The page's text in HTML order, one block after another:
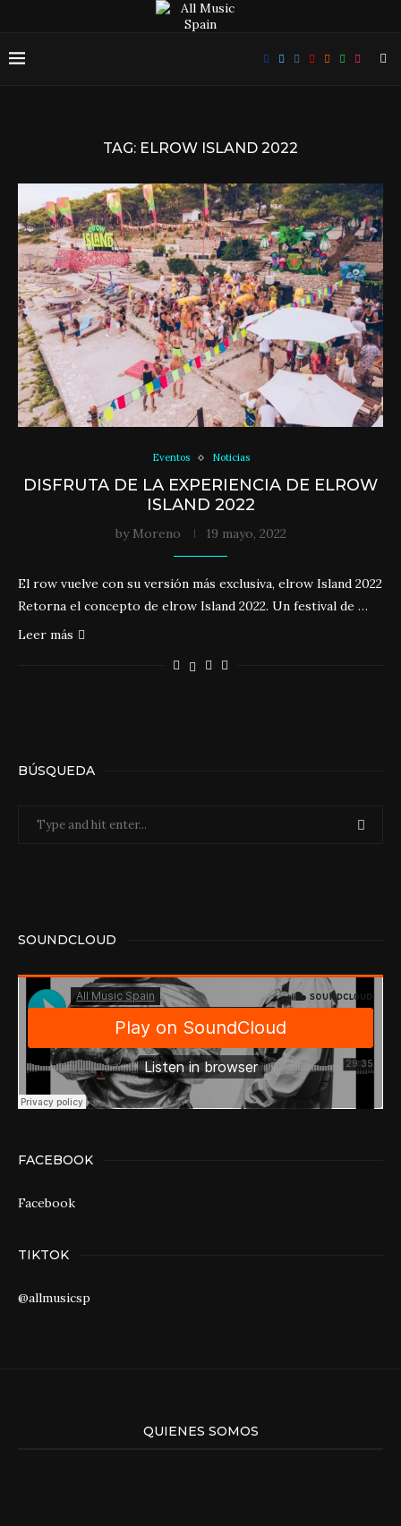
TAG: ELROW ISLAND 2022
Eventos Noticias
DISFRUTA DE LA EXPERIENCIA DE ELROW
ISLAND 2022
by Moreno 19 mayo, 2022
El row vuelve con su versión más exclusiva, elrow Island 2022
Retorna el concepto de elrow Island 2022. Un festival de …
Leer más
BÚSQUEDA
SOUNDCLOUD
FACEBOOK
Facebook
TIKTOK
@allmusicsp
QUIENES SOMOS